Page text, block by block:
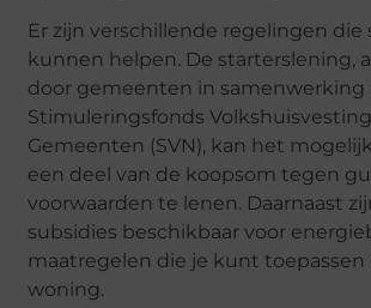
Er zijn verschillende regelingen die
kunnen helpen. De starterslening,
door gemeenten in samenwerking
Stimuleringsfonds
Gemeenten (SVN), kan het
een deel van de koopsom tegen
voorwaarden te lenen. Daarnaast
subsidies beschikbaar voor
maatregelen die je kunt toepassen
woning.